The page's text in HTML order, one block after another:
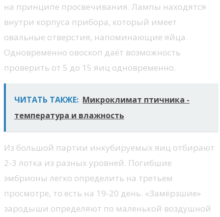
на принципе просвечивания. Лампы находятся
внутри корпуса прибора, который имеет
овальные отверстия, напоминающие яйца.
Одновременно овоскоп даёт возможность
проверить от 5 до 15 яиц одновременно.
ЧИТАТЬ ТАКЖЕ: Микроклимат птичника -
температура и влажность
Из большой партии инкубируемых яиц отбирают
2-3 лотка из разных уровней. Погибшие
эмбрионы легко определить на третьем
просмотре, то есть на 19-20 день. «Замёрзшие»
зародыши определяют по маленькой воздушной